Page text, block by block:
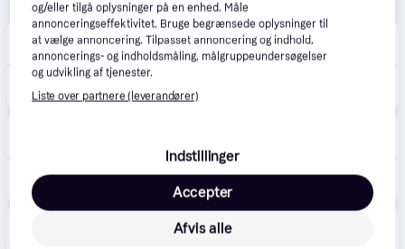
Coolshop (54)
Fri fragt, 1 dag
DJI Mic 3 Transmitter 699 kr.
Eller 3 betalinger af 233 kr.
4.8 (1286)
og/eller tilgå oplysninger på en enhed. Måle
annonceringseffektivitet. Bruge begrænsede oplysninger til
at vælge annoncering. Tilpasset annoncering og indhold,
annoncerings- og indholdsmåling, målgruppeundersøgelser
og udvikling af tjenester.
Liste over partnere (leverandører)
Indstillinger
Afvis alle
Accepter